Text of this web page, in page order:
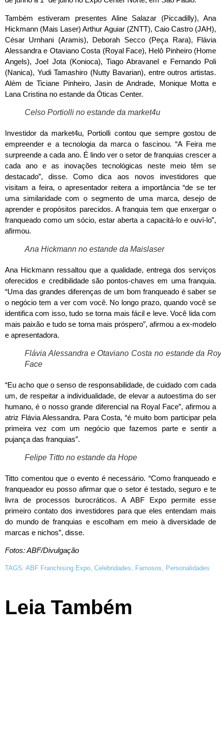
Também estiveram presentes Aline Salazar (Piccadilly), Ana
Hickmann (Mais Laser) Arthur Aguiar (ZNTT), Caio Castro (JAH),
César Urnhani (Aramis), Deborah Secco (Peça Rara), Flávia
Alessandra e Otaviano Costa (Royal Face), Helô Pinheiro (Home
Angels), Joel Jota (Konioca), Tiago Abravanel e Fernando Poli
(Nanica), Yudi Tamashiro (Nutty Bavarian), entre outros artistas.
Além de Ticiane Pinheiro, Jasin de Andrade, Monique Motta e
Lana Cristina no estande da Óticas Center.
Celso Portiolli no estande da market4u
Investidor da market4u, Portiolli contou que sempre gostou de
empreender e a tecnologia da marca o fascinou. “A Feira me
surpreende a cada ano. É lindo ver o setor de franquias crescer a
cada ano e as inovações tecnológicas neste meio têm se
destacado”, disse. Como dica aos novos investidores que
visitam a feira, o apresentador reitera a importância “de se ter
uma similaridade com o segmento de uma marca, desejo de
aprender e propósitos parecidos. A franquia tem que enxergar o
franqueado como um sócio, estar aberta a capacitá-lo e ouvi-lo”,
afirmou.
Ana Hickmann no estande da Maislaser
Ana Hickmann ressaltou que a qualidade, entrega dos serviços
oferecidos e credibilidade são pontos-chaves em uma franquia.
“Uma das grandes diferenças de um bom franqueado é saber se
o negócio tem a ver com você. No longo prazo, quando você se
identifica com isso, tudo se torna mais fácil e leve. Você lida com
mais paixão e tudo se torna mais próspero”, afirmou a ex-modelo
e apresentadora.
Flávia Alessandra e Otaviano Costa no estande da
Face
“Eu acho que o senso de responsabilidade, de cuidado com cada
um, de respeitar a individualidade, de elevar a autoestima do ser
humano, é o nosso grande diferencial na Royal Face”, afirmou a
atriz Flávia Alessandra. Para Costa, “é muito bom participar pela
primeira vez com um negócio que fazemos parte e sentir a
pujança das franquias”.
Felipe Titto no estande da Hope
Titto comentou que o evento é necessário. “Como franqueado e
franqueador eu posso afirmar que o setor é testado, seguro e te
livra de processos burocráticos. A ABF Expo permite esse
primeiro contato dos investidores para que eles entendam mais
do mundo de franquias e escolham em meio à diversidade de
marcas e nichos”, disse.
Fotos: ABF/Divulgação
TAGS: ABF Franchising Expo Celebridades Famosos Personalidades
Leia Também